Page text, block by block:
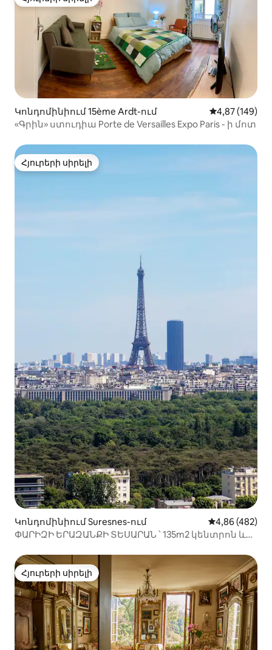
Հյուրերի սիրելի
Կոնդոմինիում 15ème Ardt-ում Միջին
4,87 (149)
«Գրին» ստուդիա Porte de Versailles Expo Paris - ի մոտ
Հյուրերի սիրելի
Հյուրերի սիրելի
Կոնդոմինիում Suresnes-ում Միջին
4,86 (482)
ՓԱՐԻԶԻ ԵՐԱԶԱՆՔԻ ՏԵՍԱՐԱՆ ՝ 135m2 կենտրոն և
Հյուրերի սիրելի
Հյուրերի սիրելի